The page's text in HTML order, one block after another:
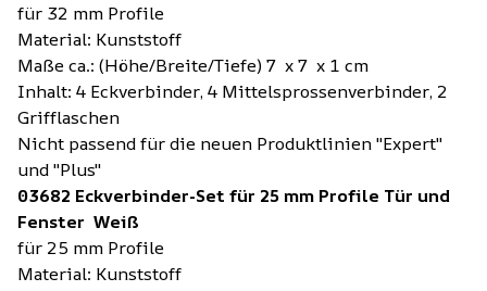
für 32 mm Profile
Material: Kunststoff
Maße ca.: (Höhe/Breite/Tiefe) 7 x 7 x 1 cm
Inhalt: 4 Eckverbinder, 4 Mittelsprossenverbinder, 2
Grifflaschen
Nicht passend für die neuen Produktlinien "Expert"
und "Plus"
03682 Eckverbinder-Set für 25 mm Profile Tür und
Fenster Weiß
für 25 mm Profile
Material: Kunststoff